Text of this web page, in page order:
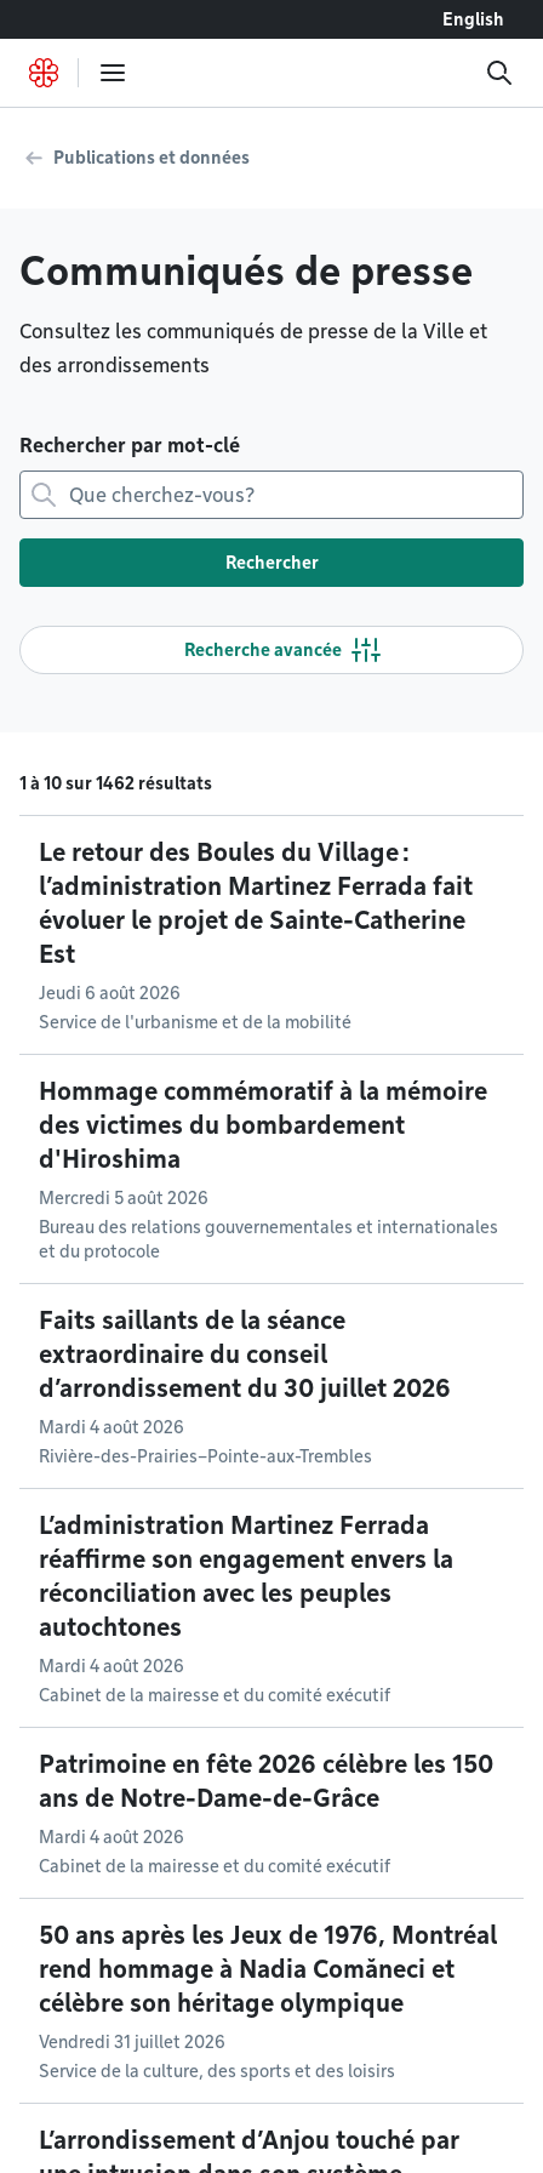
English
Publications et données
Communiqués de presse
Consultez les communiqués de presse de la Ville et
des arrondissements
Rechercher par mot-clé
Rechercher
Recherche avancée
1 à 10 sur 1462 résultats
Le retour des Boules du Village :
l’administration Martinez Ferrada fait
évoluer le projet de Sainte-Catherine
Est
Jeudi 6 août 2026
Service de l'urbanisme et de la mobilité
Hommage commémoratif à la mémoire
des victimes du bombardement
d'Hiroshima
Mercredi 5 août 2026
Bureau des relations gouvernementales et internationales
et du protocole
Faits saillants de la séance
extraordinaire du conseil
d’arrondissement du 30 juillet 2026
Mardi 4 août 2026
Rivière-des-Prairies–Pointe-aux-Trembles
L’administration Martinez Ferrada
réaffirme son engagement envers la
réconciliation avec les peuples
autochtones
Mardi 4 août 2026
Cabinet de la mairesse et du comité exécutif
Patrimoine en fête 2026 célèbre les 150
ans de Notre-Dame-de-Grâce
Mardi 4 août 2026
Cabinet de la mairesse et du comité exécutif
50 ans après les Jeux de 1976, Montréal
rend hommage à Nadia Comăneci et
célèbre son héritage olympique
Vendredi 31 juillet 2026
Service de la culture, des sports et des loisirs
L’arrondissement d’Anjou touché par